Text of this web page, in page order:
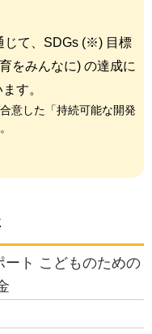
じて、SDGs (※) 目標
をみんなに) の達成に
す。
意した「持続可能な開発
ート こどものための